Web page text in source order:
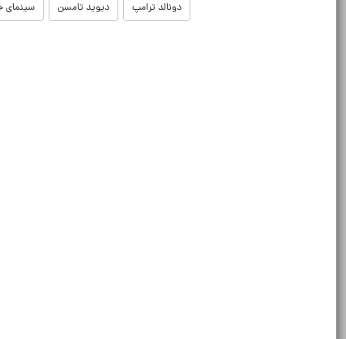
دونالد ترامپ دیوید تامسن سینمای